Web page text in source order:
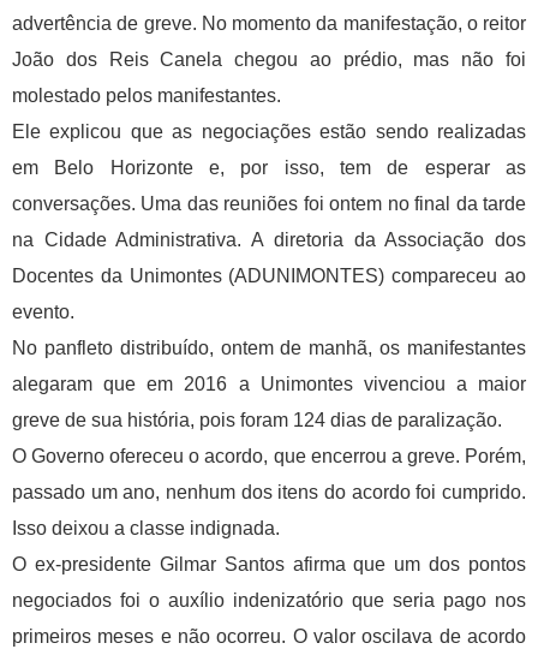
advertência de greve. No momento da manifestação, o reitor
João dos Reis Canela chegou ao prédio, mas não foi
molestado pelos manifestantes.
Ele explicou que as negociações estão sendo realizadas
em Belo Horizonte e, por isso, tem de esperar as
conversações. Uma das reuniões foi ontem no final da tarde
na Cidade Administrativa. A diretoria da Associação dos
Docentes da Unimontes (ADUNIMONTES) compareceu ao
evento.
No panfleto distribuído, ontem de manhã, os manifestantes
alegaram que em 2016 a Unimontes vivenciou a maior
greve de sua história, pois foram 124 dias de paralização.
O Governo ofereceu o acordo, que encerrou a greve. Porém,
passado um ano, nenhum dos itens do acordo foi cumprido.
Isso deixou a classe indignada.
O ex-presidente Gilmar Santos afirma que um dos pontos
negociados foi o auxílio indenizatório que seria pago nos
primeiros meses e não ocorreu. O valor oscilava de acordo